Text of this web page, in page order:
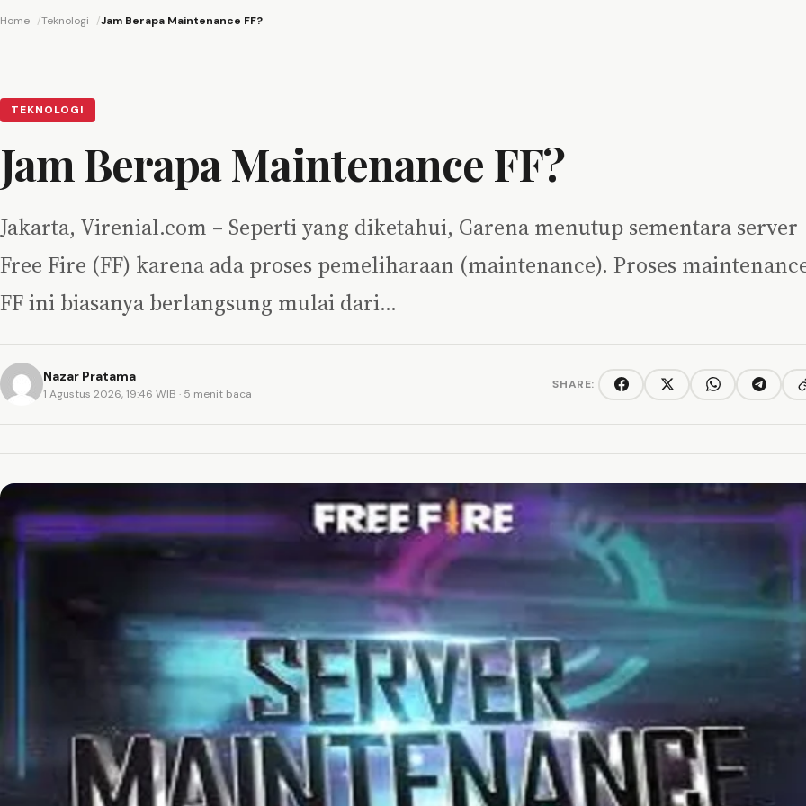
Home Teknologi Jam Berapa Maintenance FF?
TEKNOLOGI
Jam Berapa Maintenance FF?
Jakarta, Virenial.com – Seperti yang diketahui, Garena menutup sementara server
Free Fire (FF) karena ada proses pemeliharaan (maintenance). Proses
FF ini biasanya berlangsung mulai dari…
Nazar Pratama
1 Agustus 2026, 19:46 WIB · 5 menit baca
SHARE: FacebookTwitter/XWhatsAppTelegram